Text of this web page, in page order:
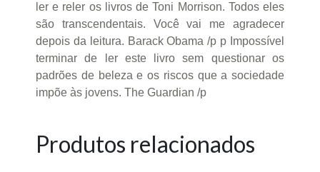
ler e reler os livros de Toni Morrison. Todos eles
são transcendentais. Você vai me agradecer
depois da leitura. Barack Obama /p p Impossível
terminar de ler este livro sem questionar os
padrões de beleza e os riscos que a sociedade
impõe às jovens. The Guardian /p
Produtos relacionados